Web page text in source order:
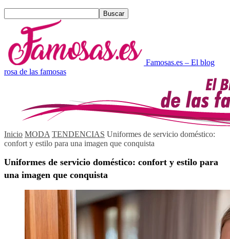
Famosas.es – El blog
rosa de las famosas
Inicio MODA TENDENCIAS Uniformes de servicio doméstico:
confort y estilo para una imagen que conquista
Uniformes de servicio doméstico: confort y estilo para
una imagen que conquista